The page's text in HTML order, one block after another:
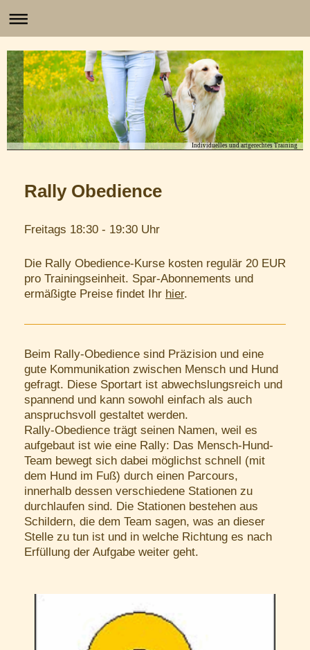
Individuelles und artgerechtes Training
Rally Obedience
Freitags 18:30 - 19:30 Uhr
Die Rally Obedience-Kurse kosten regulär 20 EUR
pro Trainingseinheit. Spar-Abonnements und
ermäßigte Preise findet Ihr hier.
Beim Rally-Obedience sind Präzision und eine
gute Kommunikation zwischen Mensch und Hund
gefragt. Diese Sportart ist abwechslungsreich und
spannend und kann sowohl einfach als auch
anspruchsvoll gestaltet werden.
Rally-Obedience trägt seinen Namen, weil es
aufgebaut ist wie eine Rally: Das Mensch-Hund-
Team bewegt sich dabei möglichst schnell (mit
dem Hund im Fuß) durch einen Parcours,
innerhalb dessen verschiedene Stationen zu
durchlaufen sind. Die Stationen bestehen aus
Schildern, die dem Team sagen, was an dieser
Stelle zu tun ist und in welche Richtung es nach
Erfüllung der Aufgabe weiter geht.